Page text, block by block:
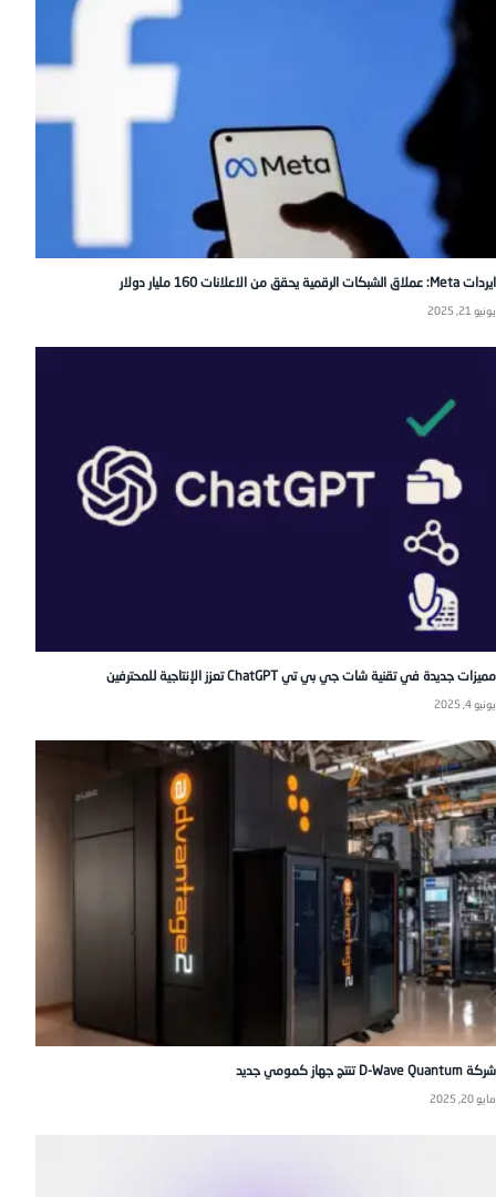
ايردات Meta: عملاق الشبكات الرقمية يحقق من الاعلانات 160 مليار دولار
يونيو 21, 2025
مميزات جديدة في تقنية شات جي بي تي ChatGPT تعزز الإنتاجية للمحترفين
يونيو 4, 2025
شركة D-Wave Quantum تنتج جهاز كمومي جديد
مايو 20, 2025